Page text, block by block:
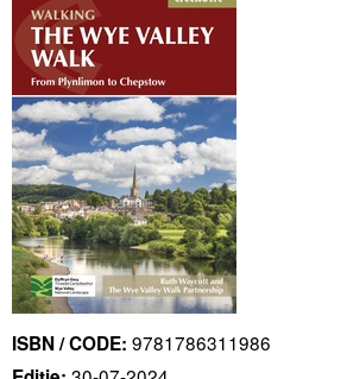
ISBN / CODE: 9781786311986